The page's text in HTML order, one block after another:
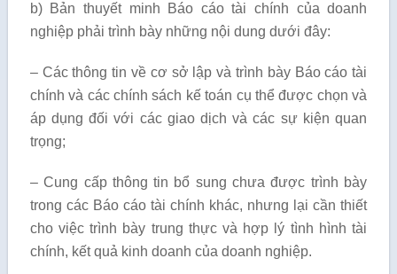
b) Bản thuyết minh Báo cáo tài chính của doanh
nghiệp phải trình bày những nội dung dưới đây:
– Các thông tin về cơ sở lập và trình bày Báo cáo tài
chính và các chính sách kế toán cụ thể được chọn và
áp dụng đối với các giao dịch và các sự kiện quan
trọng;
– Cung cấp thông tin bổ sung chưa được trình bày
trong các Báo cáo tài chính khác, nhưng lại cần thiết
cho việc trình bày trung thực và hợp lý tình hình tài
chính, kết quả kinh doanh của doanh nghiệp.